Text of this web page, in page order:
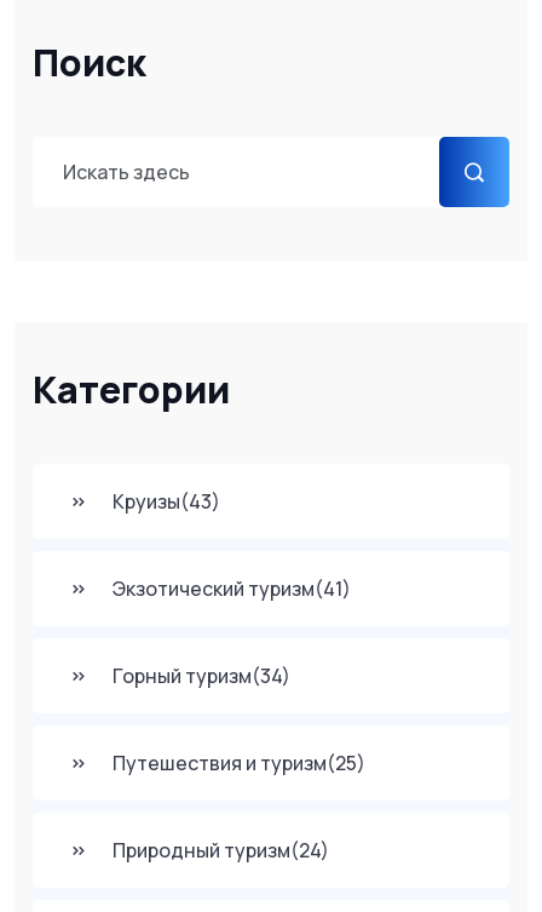
Поиск
Категории
Круизы(43)
Экзотический туризм(41)
Горный туризм(34)
Путешествия и туризм(25)
Природный туризм(24)